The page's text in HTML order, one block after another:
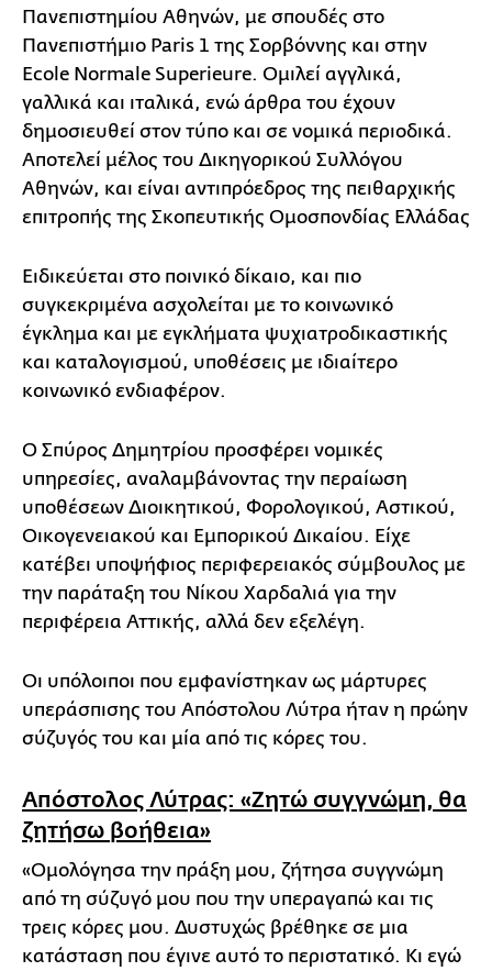
Πανεπιστημίου Αθηνών, με σπουδές στο
Πανεπιστήμιο Paris 1 της Σορβόννης και στην
Ecole Normale Superieure. Ομιλεί αγγλικά,
γαλλικά και ιταλικά, ενώ άρθρα του έχουν
δημοσιευθεί στον τύπο και σε νομικά περιοδικά.
Αποτελεί μέλος του Δικηγορικού Συλλόγου
Αθηνών, και είναι αντιπρόεδρος της πειθαρχικής
επιτροπής της Σκοπευτικής Ομοσπονδίας Ελλάδας
Ειδικεύεται στο ποινικό δίκαιο, και πιο
συγκεκριμένα ασχολείται με το κοινωνικό
έγκλημα και με εγκλήματα ψυχιατροδικαστικής
και καταλογισμού, υποθέσεις με ιδιαίτερο
κοινωνικό ενδιαφέρον.
Ο Σπύρος Δημητρίου προσφέρει νομικές
υπηρεσίες, αναλαμβάνοντας την περαίωση
υποθέσεων Διοικητικού, Φορολογικού, Αστικού,
Οικογενειακού και Εμπορικού Δικαίου. Είχε
κατέβει υποψήφιος περιφερειακός σύμβουλος με
την παράταξη του Νίκου Χαρδαλιά για την
περιφέρεια Αττικής, αλλά δεν εξελέγη.
Οι υπόλοιποι που εμφανίστηκαν ως μάρτυρες
υπεράσπισης του Απόστολου Λύτρα ήταν η πρώην
σύζυγός του και μία από τις κόρες του.
Απόστολος Λύτρας: «Ζητώ συγγνώμη, θα
ζητήσω βοήθεια»
«Ομολόγησα την πράξη μου, ζήτησα συγγνώμη
από τη σύζυγό μου που την υπεραγαπώ και τις
τρεις κόρες μου. Δυστυχώς βρέθηκε σε μια
κατάσταση που έγινε αυτό το περιστατικό. Κι εγώ